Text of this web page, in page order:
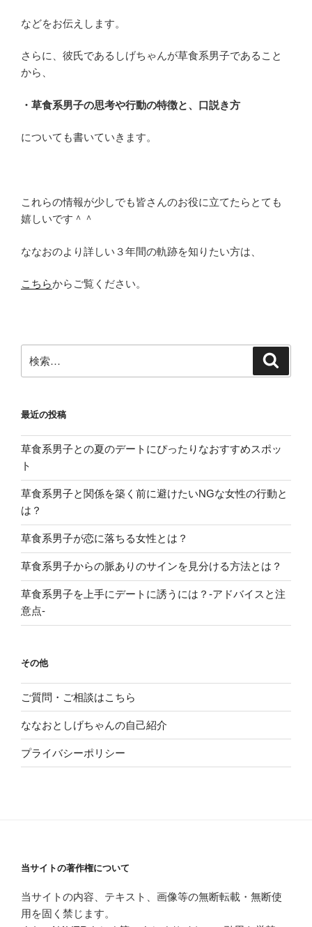
などをお伝えします。
さらに、彼氏であるしげちゃんが草食系男子であること
から、
・草食系男子の思考や行動の特徴と、口説き方
についても書いていきます。
これらの情報が少しでも皆さんのお役に立てたらとても
嬉しいです＾＾
ななおのより詳しい３年間の軌跡を知りたい方は、
こちらからご覧ください。
索:
最近の投稿
草食系男子との夏のデートにぴったりなおすすめスポッ
ト
草食系男子と関係を築く前に避けたいNGな女性の行動と
は？
草食系男子が恋に落ちる女性とは？
草食系男子からの脈ありのサインを見分ける方法とは？
草食系男子を上手にデートに誘うには？-アドバイスと注
意点-
その他
ご質問・ご相談はこちら
ななおとしげちゃんの自己紹介
プライバシーポリシー
当サイトの著作権について
当サイトの内容、テキスト、画像等の無断転載・無断使
用を固く禁じます。